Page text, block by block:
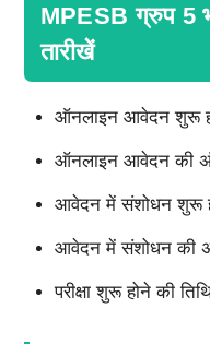
MPESB ग्रुप 5
तारीखें
ऑनलाइन आवेदन शुरू
ऑनलाइन आवेदन की
आवेदन में संशोधन शुरू
आवेदन में संशोधन की
परीक्षा शुरू होने की